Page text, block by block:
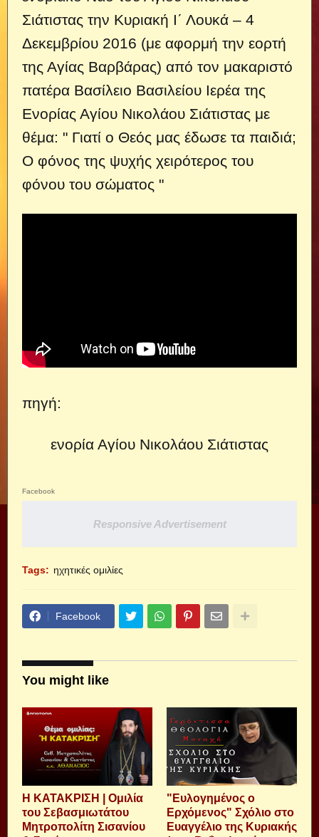
Σιάτιστας την Κυριακή Ι΄ Λουκά – 4
Δεκεμβρίου 2016 (με αφορμή την εορτή
της Αγίας Βαρβάρας) από τον μακαριστό
πατέρα Βασίλειο Βασιλείου Ιερέα της
Ενορίας Αγίου Νικολάου Σιάτιστας με
θέμα: " Γιατί ο Θεός μας έδωσε τα παιδιά;
Ο φόνος της ψυχής χειρότερος του
φόνου του σώματος "
πηγή:
ενορία Αγίου Νικολάου Σιάτιστας
Facebook
Responsive Advertisement
Tags: ηχητικές ομιλίες
Facebook
You might like
Η ΚΑΤΑΚΡΙΣΗ | Ομιλία
του Σεβασμιωτάτου
Μητροπολίτη Σισανίου
"Ευλογημένος ο
Ερχόμενος" Σχόλιο στο
Ευαγγέλιο της Κυριακής